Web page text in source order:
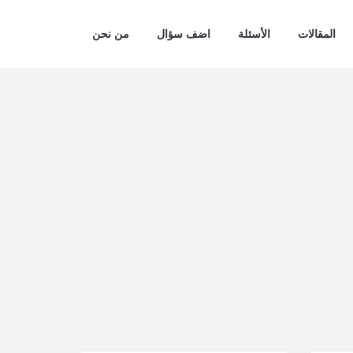
المقالات الأسئلة اضف سؤال من نحن